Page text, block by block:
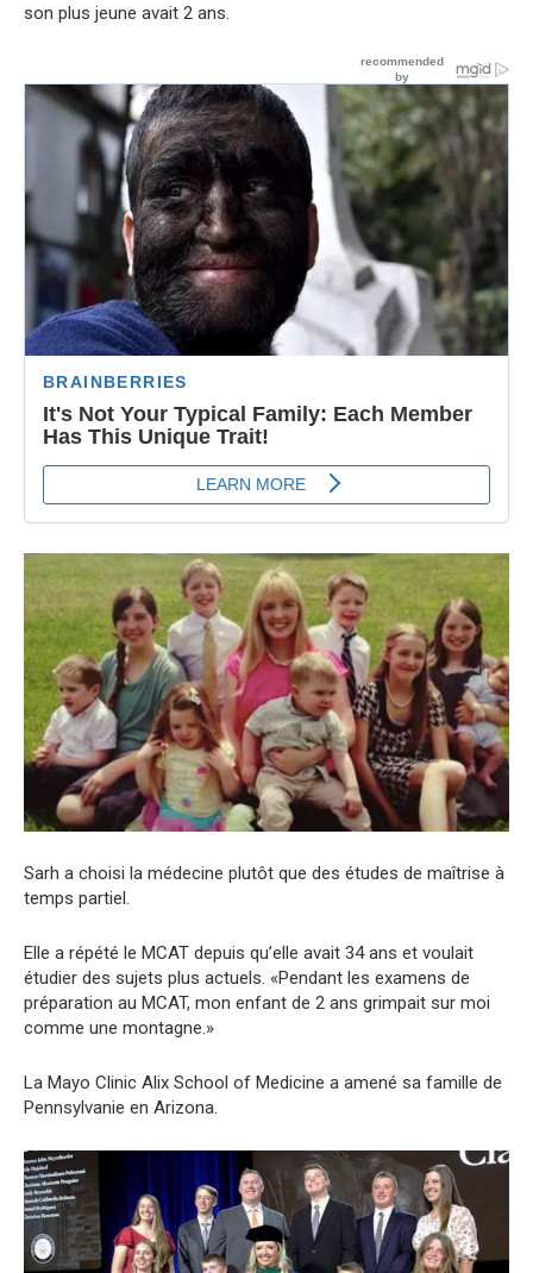
son plus jeune avait 2 ans.
Sarh a choisi la médecine plutôt que des études de maîtrise à
temps partiel.
Elle a répété le MCAT depuis qu’elle avait 34 ans et voulait
étudier des sujets plus actuels. «Pendant les examens de
préparation au MCAT, mon enfant de 2 ans grimpait sur moi
comme une montagne.»
La Mayo Clinic Alix School of Medicine a amené sa famille de
Pennsylvanie en Arizona.